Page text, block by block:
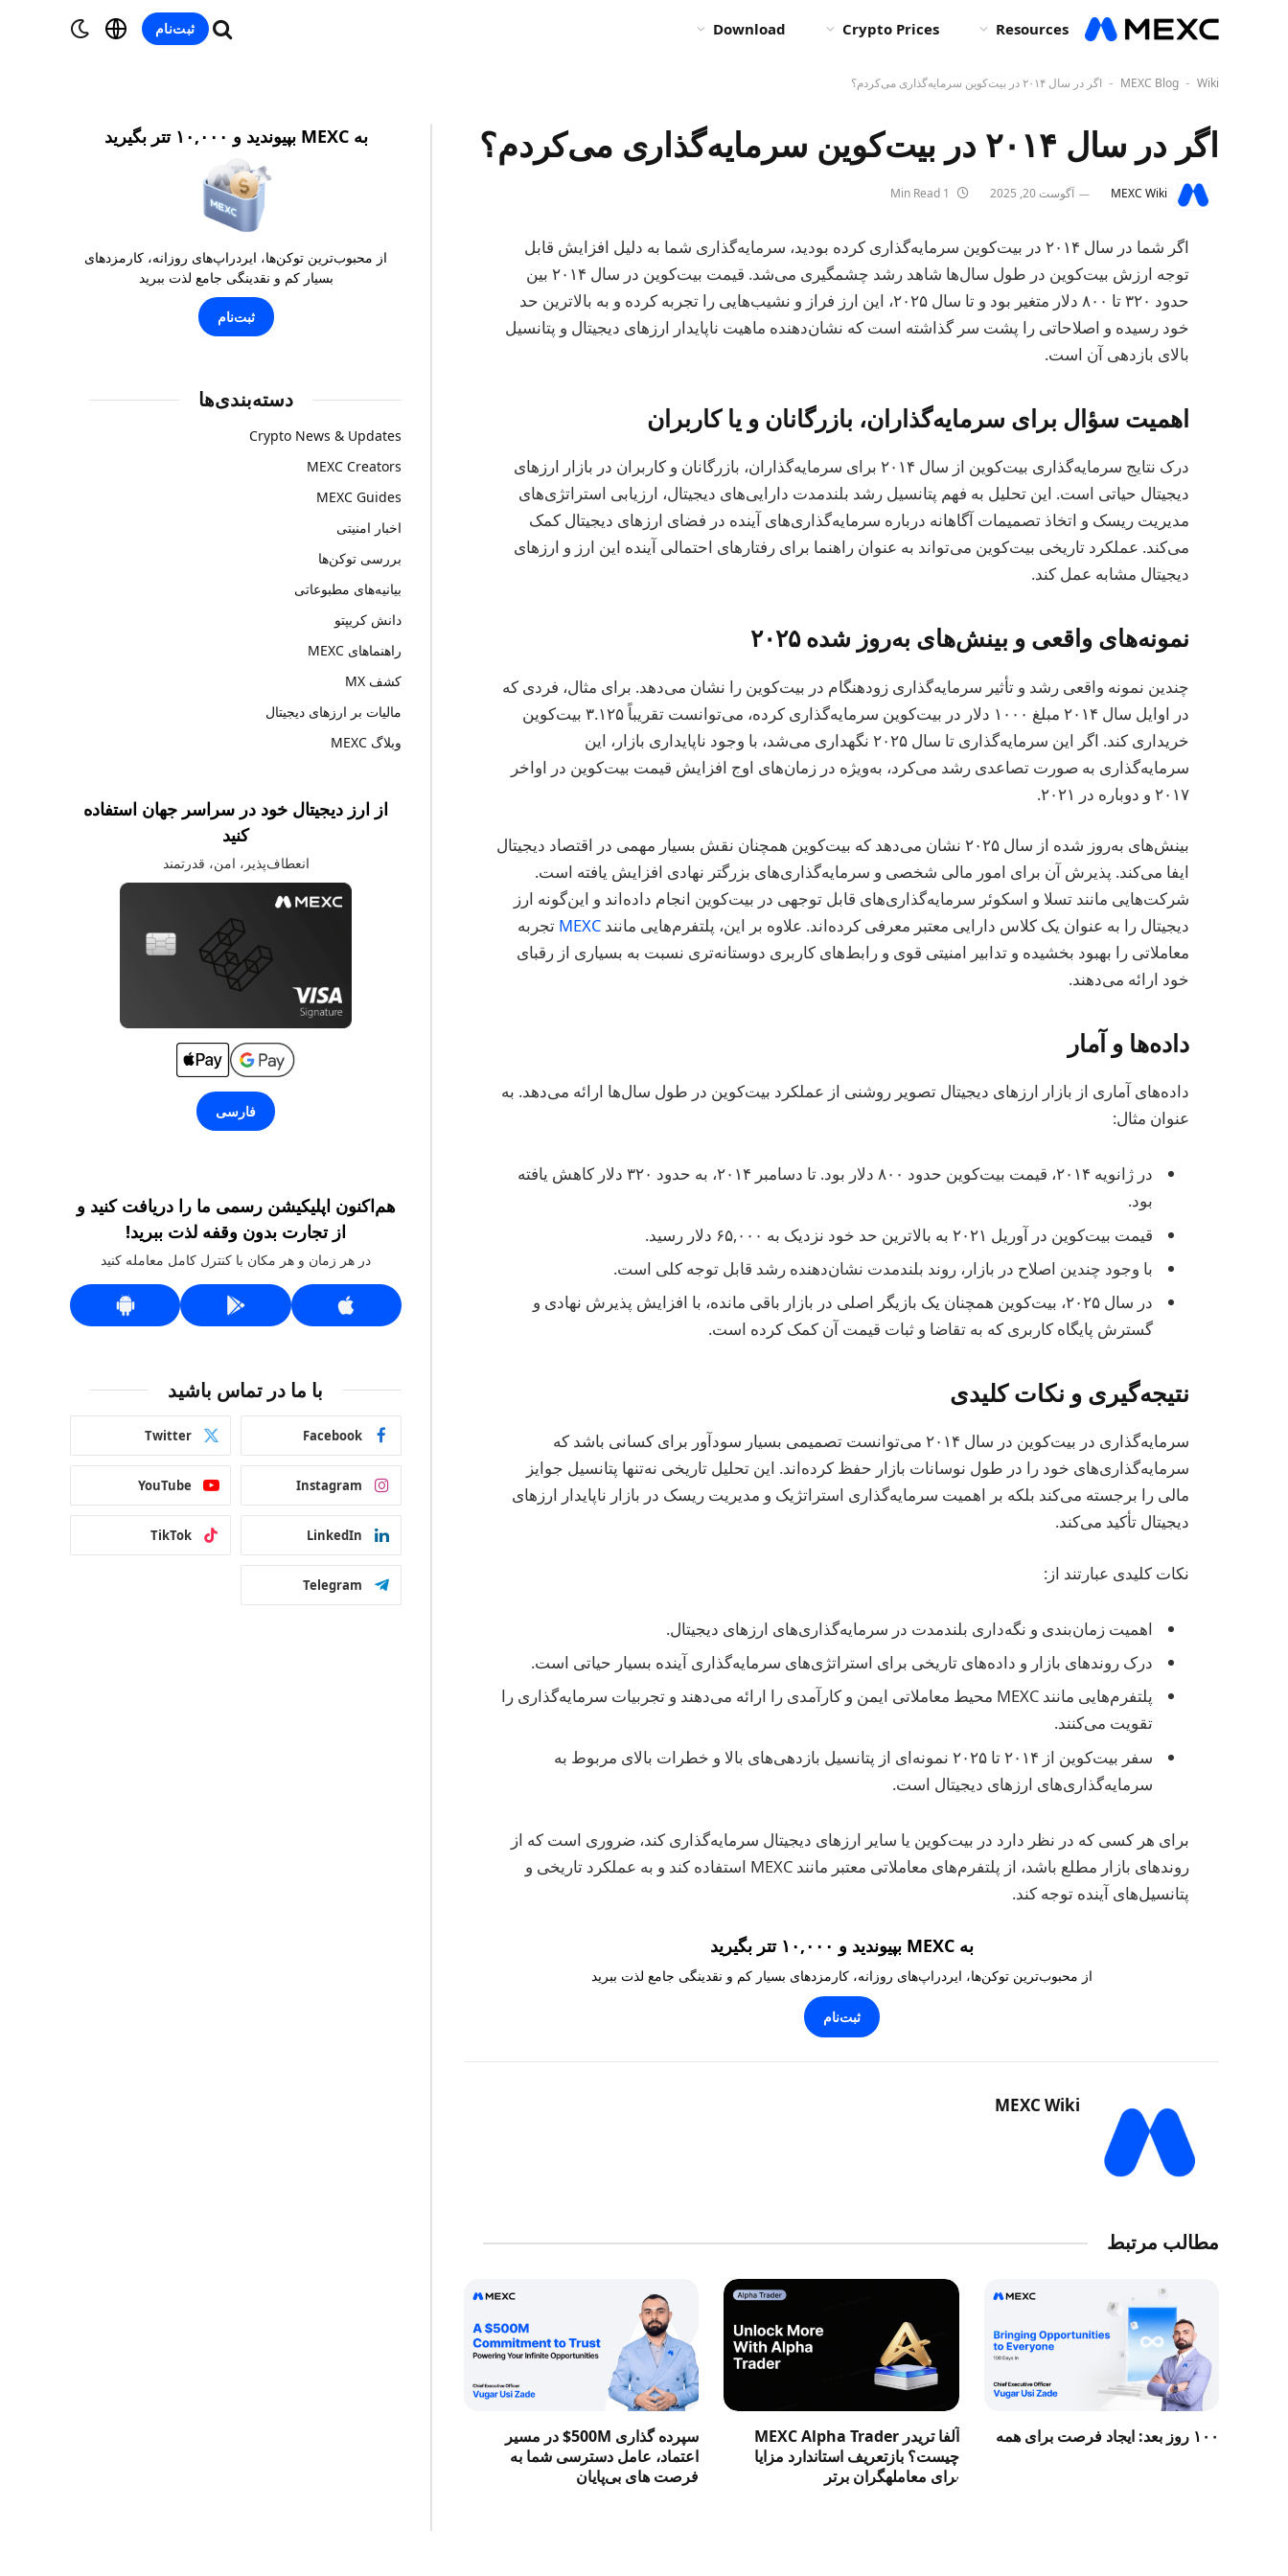
Resources
Crypto Prices
Download ثبت‌نام
MEXC Blog - Wiki
- اگر در سال ۲۰۱۴ در بیت‌کوین سرمایه‌گذاری می‌کردم؟
اگر در سال ۲۰۱۴ در بیت‌کوین سرمایه‌گذاری می‌کردم؟
MEXC Wiki آگوست 20, 2025
اگر شما در سال ۲۰۱۴ در بیت‌کوین سرمایه‌گذاری کرده بودید، سرمایه‌گذاری شما به دلیل افزایش قابل
توجه ارزش بیت‌کوین در طول سال‌ها شاهد رشد چشمگیری می‌شد. قیمت بیت‌کوین در سال ۲۰۱۴ بین
حدود ۳۲۰ تا ۸۰۰ دلار متغیر بود و تا سال ۲۰۲۵، این ارز فراز و نشیب‌هایی را تجربه کرده و به بالاترین حد
خود رسیده و اصلاحاتی را پشت سر گذاشته است که نشان‌دهنده ماهیت ناپایدار ارزهای دیجیتال و پتانسیل
بالای بازدهی آن است.
اهمیت سؤال برای سرمایه‌گذاران، بازرگانان و یا کاربران
درک نتایج سرمایه‌گذاری بیت‌کوین از سال ۲۰۱۴ برای سرمایه‌گذاران، بازرگانان و کاربران در بازار ارزهای
دیجیتال حیاتی است. این تحلیل به فهم پتانسیل رشد بلندمدت دارایی‌های دیجیتال، ارزیابی استراتژی‌های
مدیریت ریسک و اتخاذ تصمیمات آگاهانه درباره سرمایه‌گذاری‌های آینده در فضای ارزهای دیجیتال کمک
می‌کند. عملکرد تاریخی بیت‌کوین می‌تواند به عنوان راهنما برای رفتارهای احتمالی آینده این ارز و ارزهای
دیجیتال مشابه عمل کند.
نمونه‌های واقعی و بینش‌های به‌روز شده ۲۰۲۵
چندین نمونه واقعی رشد و تأثیر سرمایه‌گذاری زودهنگام در بیت‌کوین را نشان می‌دهد. برای مثال، فردی که
در اوایل سال ۲۰۱۴ مبلغ ۱۰۰۰ دلار در بیت‌کوین سرمایه‌گذاری کرده، می‌توانست تقریباً ۳.۱۲۵ بیت‌کوین
خریداری کند. اگر این سرمایه‌گذاری تا سال ۲۰۲۵ نگهداری می‌شد، با وجود ناپایداری بازار، این
سرمایه‌گذاری به صورت تصاعدی رشد می‌کرد، به‌ویژه در زمان‌های اوج افزایش قیمت بیت‌کوین در اواخر
۲۰۱۷ و دوباره در ۲۰۲۱.
بینش‌های به‌روز شده از سال ۲۰۲۵ نشان می‌دهد که بیت‌کوین همچنان نقش بسیار مهمی در اقتصاد دیجیتال
ایفا می‌کند. پذیرش آن برای امور مالی شخصی و سرمایه‌گذاری‌های بزرگتر نهادی افزایش یافته است.
شرکت‌هایی مانند تسلا و اسکوئر سرمایه‌گذاری‌های قابل توجهی در بیت‌کوین انجام داده‌اند و این‌گونه ارز
دیجیتال را به عنوان یک کلاس دارایی معتبر معرفی کرده‌اند. علاوه بر این، پلتفرم‌هایی مانند MEXC تجربه
معاملاتی را بهبود بخشیده و تدابیر امنیتی قوی و رابط‌های کاربری دوستانه‌تری نسبت به بسیاری از رقبای
خود ارائه می‌دهند.
داده‌ها و آمار
داده‌های آماری از بازار ارزهای دیجیتال تصویر روشنی از عملکرد بیت‌کوین در طول سال‌ها ارائه می‌دهد. به
عنوان مثال:
در ژانویه ۲۰۱۴، قیمت بیت‌کوین حدود ۸۰۰ دلار بود. تا دسامبر ۲۰۱۴، به حدود ۳۲۰ دلار کاهش یافته
بود.
قیمت بیت‌کوین در آوریل ۲۰۲۱ به بالاترین حد خود نزدیک به ۶۵,۰۰۰ دلار رسید.
با وجود چندین اصلاح در بازار، روند بلندمدت نشان‌دهنده رشد قابل توجه کلی است.
در سال ۲۰۲۵، بیت‌کوین همچنان یک بازیگر اصلی در بازار باقی مانده، با افزایش پذیرش نهادی و
گسترش پایگاه کاربری که به تقاضا و ثبات قیمت آن کمک کرده است.
نتیجه‌گیری و نکات کلیدی
سرمایه‌گذاری در بیت‌کوین در سال ۲۰۱۴ می‌توانست تصمیمی بسیار سودآور برای کسانی باشد که
سرمایه‌گذاری‌های خود را در طول نوسانات بازار حفظ کرده‌اند. این تحلیل تاریخی نه‌تنها پتانسیل جوایز
مالی را برجسته می‌کند بلکه بر اهمیت سرمایه‌گذاری استراتژیک و مدیریت ریسک در بازار ناپایدار ارزهای
دیجیتال تأکید می‌کند.
نکات کلیدی عبارتند از:
اهمیت زمان‌بندی و نگه‌داری بلندمدت در سرمایه‌گذاری‌های ارزهای دیجیتال.
درک روندهای بازار و داده‌های تاریخی برای استراتژی‌های سرمایه‌گذاری آینده بسیار حیاتی است.
پلتفرم‌هایی مانند MEXC محیط معاملاتی ایمن و کارآمدی را ارائه می‌دهند و تجربیات سرمایه‌گذاری را
تقویت می‌کنند.
سفر بیت‌کوین از ۲۰۱۴ تا ۲۰۲۵ نمونه‌ای از پتانسیل بازدهی‌های بالا و خطرات بالای مربوط به
سرمایه‌گذاری‌های ارزهای دیجیتال است.
برای هر کسی که در نظر دارد در بیت‌کوین یا سایر ارزهای دیجیتال سرمایه‌گذاری کند، ضروری است که از
روندهای بازار مطلع باشد، از پلتفرم‌های معاملاتی معتبر مانند MEXC استفاده کند و به عملکرد تاریخی و
پتانسیل‌های آینده توجه کند.
به MEXC بپیوندید و ۱۰,۰۰۰ تتر بگیرید
از محبوب‌ترین توکن‌ها، ایردراپ‌های روزانه، کارمزدهای بسیار کم و نقدینگی جامع لذت ببرید
ثبت‌نام
MEXC Wiki
مطالب مرتبط
۱۰۰ روز بعد: ایجاد فرصت برای همه
آلفا تریدر MEXC Alpha Trader
چیست؟ بازتعریف استاندارد مزایا
برای معاملهگران برتر
سپرده گذاری 500M$ در مسیر
اعتماد، عامل دسترسی شما به
فرصت‌ های بی‌پایان
به MEXC بپیوندید و ۱۰,۰۰۰ تتر بگیرید
از محبوب‌ترین توکن‌ها، ایردراپ‌های روزانه، کارمزدهای
بسیار کم و نقدینگی جامع لذت ببرید
ثبت‌نام
دسته‌بندی‌ها
Crypto News & Updates
MEXC Creators
MEXC Guides
اخبار امنیتی
بررسی توکن‌ها
بیانیه‌های مطبوعاتی
دانش کریپتو
راهنماهای MEXC
کشف MX
مالیات بر ارزهای دیجیتال
وبلاگ MEXC
از ارز دیجیتال خود در سراسر جهان استفاده
کنید
انعطاف‌پذیر، امن، قدرتمند
فارسی
هم‌اکنون اپلیکیشن رسمی ما را دریافت کنید و
از تجارت بدون وقفه لذت ببرید!
در هر زمان و هر مکان با کنترل کامل معامله کنید
با ما در تماس باشید
Facebook
Twitter
Instagram
YouTube
LinkedIn
TikTok
Telegram